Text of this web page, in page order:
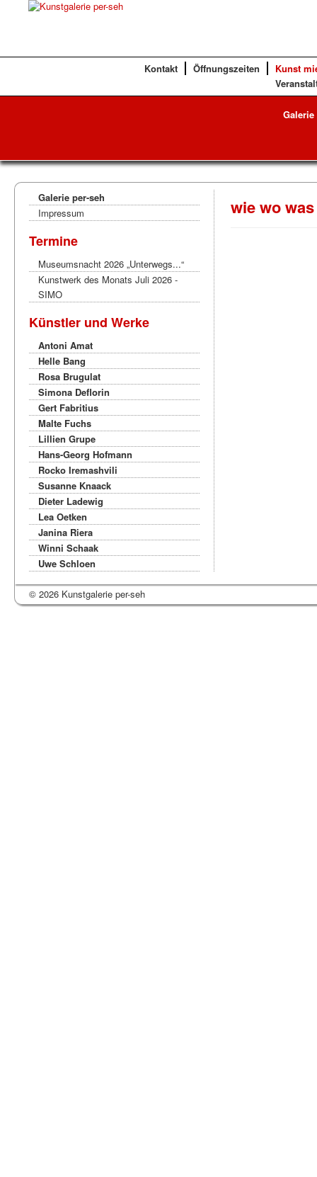
Kontakt Öffnungszeiten
Kunst
Galerie per-seh
Impressum
Termine
Museumsnacht 2026 „Unterwegs...“
Kunstwerk des Monats Juli 2026 -
SIMO
Künstler und Werke
Antoni Amat
Helle Bang
Rosa Brugulat
Simona Deflorin
Gert Fabritius
Malte Fuchs
Lillien Grupe
Hans-Georg Hofmann
Rocko Iremashvili
Susanne Knaack
Dieter Ladewig
Lea Oetken
Janina Riera
Winni Schaak
Uwe Schloen
wie wo was
© 2026 Kunstgalerie per-seh